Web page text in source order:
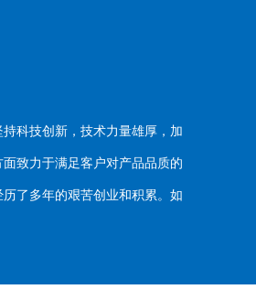
科技创新，技术力量雄厚，加
致力于满足客户对产品品质的
了多年的艰苦创业和积累。如